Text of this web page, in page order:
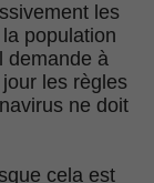
les
population
demande à
les règles
ne doit
cela est